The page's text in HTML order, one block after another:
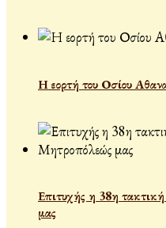
Η εορτή του Οσίου
Επιτυχής η 38η τακτική
μας